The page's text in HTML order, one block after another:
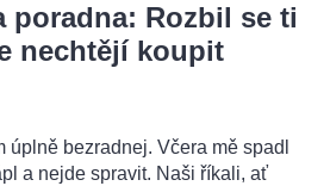
poradna: Rozbil se ti
nechtějí koupit
úplně bezradnej. Včera mě spadl
a nejde spravit. Naši říkali, ať